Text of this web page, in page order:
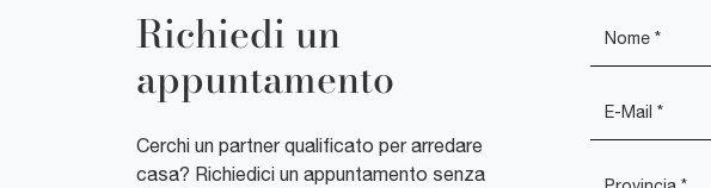
Richiedi un
appuntamento
Cerchi un partner qualificato per arredare
casa? Richiedici un appuntamento senza